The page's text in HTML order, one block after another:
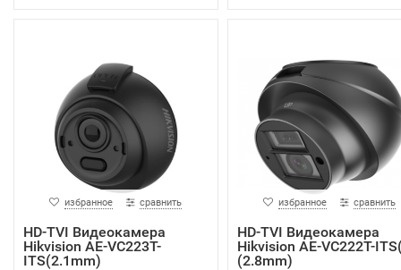
избранное сравнить
HD-TVI Видеокамера
Hikvision AE-VC223T-
ITS(2.1mm)
избранное сравнить
HD-TVI Видеокамера
Hikvision AE-VC222T-
(2.8mm)